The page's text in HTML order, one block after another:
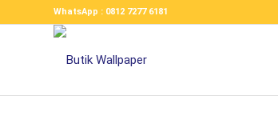
WhatsApp : 0812 7277 6181